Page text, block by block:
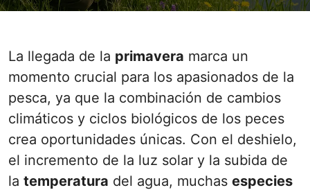
La llegada de la primavera marca un
momento crucial para los apasionados de la
pesca, ya que la combinación de cambios
climáticos y ciclos biológicos de los peces
crea oportunidades únicas. Con el deshielo,
el incremento de la luz solar y la subida de
la temperatura del agua, muchas especies